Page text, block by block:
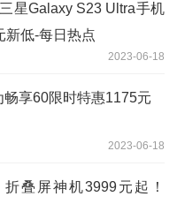
星Galaxy S23 Ultra手机
新低-每日热点
2023-06-18
享60限时特惠1175元
2023-06-18
叠屏神机3999元起！